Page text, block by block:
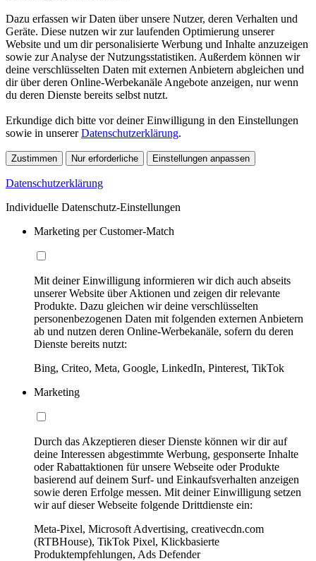
Dazu erfassen wir Daten über unsere Nutzer, deren Verhalten und
Geräte. Diese nutzen wir zur laufenden Optimierung unserer
Website und um dir personalisierte Werbung und Inhalte anzuzeigen
sowie zur Analyse der Nutzungsstatistiken. Außerdem können wir
deine verschlüsselten Daten mit externen Anbietern abgleichen und
dir über deren Online-Werbekanäle Angebote anzeigen, nur wenn
du deren Dienste bereits selbst nutzt.
Erkundige dich bitte vor deiner Einwilligung in den Einstellungen
sowie in unsererDatenschutzerklärung.
Zustimmen Nur erforderliche Einstellungen anpassen
Datenschutzerklärung
Individuelle Datenschutz-Einstellungen
Marketing per Customer-Match
Mit deiner Einwilligung informieren wir dich auch abseits
unserer Website über Aktionen und zeigen dir relevante
Produkte. Dazu gleichen wir deine verschlüsselten
personenbezogenen Daten mit folgenden externen Anbietern
ab und nutzen deren Online-Werbekanäle, sofern du deren
Dienste bereits nutzt:
Bing, Criteo, Meta, Google, LinkedIn, Pinterest, TikTok
Marketing
Durch das Akzeptieren dieser Dienste können wir dir auf
deine Interessen abgestimmte Werbung, gesponserte Inhalte
oder Rabattaktionen für unsere Webseite oder Produkte
basierend auf deinem Surf- und Einkaufsverhalten anzeigen
sowie deren Erfolge messen. Mit deiner Einwilligung setzen
wir auf dieser Webseite folgende Drittdienste ein:
Meta-Pixel, Microsoft Advertising, creativecdn.com
(RTBHouse), TikTok Pixel, Klickbasierte
Produktempfehlungen, Ads Defender